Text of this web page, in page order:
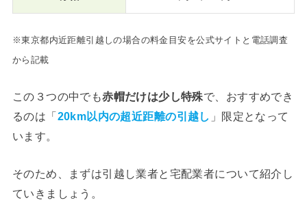
※東京都内近距離引越しの場合の料金目安を公式サイトと電話調査
から記載
この３つの中でも赤帽だけは少し特殊で、おすすめでき
るのは「20km以内の超近距離の引越し 」限定となって
います。
そのため、まずは引越し業者と宅配業者について紹介し
ていきましょう。